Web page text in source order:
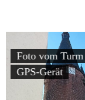
Foto vom
GPS-Gerät